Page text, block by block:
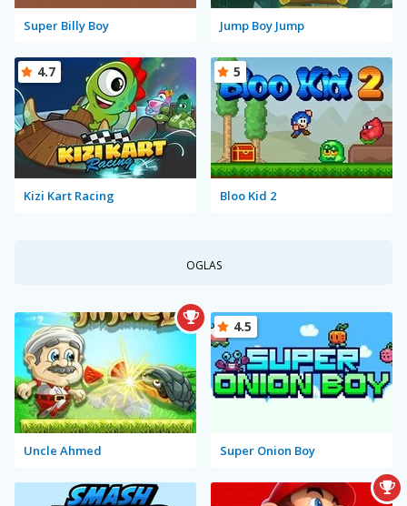
Super Billy Boy Jump Boy Jump
Kizi Kart Racing
4.7
Bloo Kid 2
5
OGLAS
Uncle Ahmed Super Onion Boy
4.5